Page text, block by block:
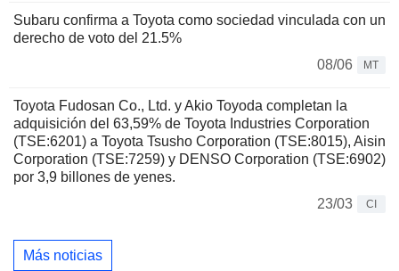
Subaru confirma a Toyota como sociedad vinculada con un
derecho de voto del 21.5%
08/06
MT
Toyota Fudosan Co., Ltd. y Akio Toyoda completan la
adquisición del 63,59% de Toyota Industries Corporation
(TSE:6201) a Toyota Tsusho Corporation (TSE:8015), Aisin
Corporation (TSE:7259) y DENSO Corporation (TSE:6902)
por 3,9 billones de yenes.
23/03
CI
Más noticias